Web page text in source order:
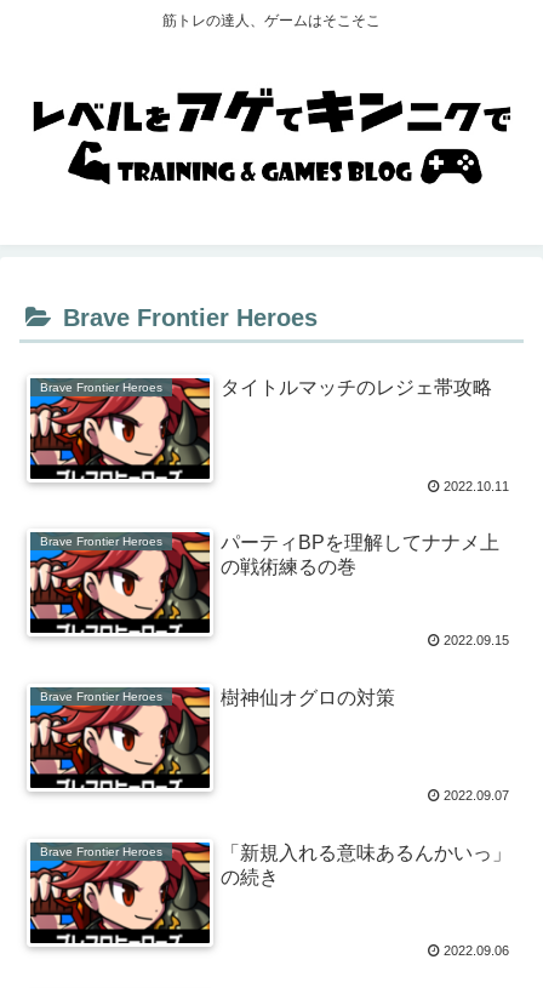
筋トレの達人、ゲームはそこそこ
Brave Frontier Heroes
Brave Frontier Heroes タイトルマッチのレジェ帯攻略
2022.10.11
Brave Frontier Heroes
パーティBPを理解してナナメ上
の戦術練るの巻
2022.09.15
Brave Frontier Heroes 樹神仙オグロの対策
2022.09.07
Brave Frontier Heroes
「新規入れる意味あるんかいっ」
の続き
2022.09.06